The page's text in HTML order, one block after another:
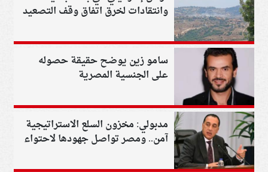
وانتقادات لخرق اتفاق وقف التصعيد
سامو زين يوضح حقيقة حصوله
على الجنسية المصرية
مدبولي: مخزون السلع الاستراتيجية
آمن.. ومصر تواصل جهودها لاحتواء